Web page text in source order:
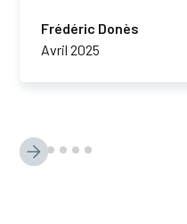
Frédéric Donès
Avril 2025